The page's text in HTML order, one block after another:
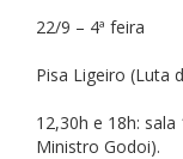
22/9 – 4ª feira
Pisa Ligeiro (Luta
12,30h e 18h: sala
Ministro Godoi).